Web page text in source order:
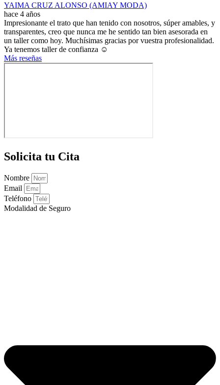
YAIMA CRUZ ALONSO (AMIAY MODA)
hace 4 años
Impresionante el trato que han tenido con nosotros, súper amables, y
transparentes, creo que nunca me he sentido tan bien asesorada en
un taller como hoy. Muchísimas gracias por vuestra profesionalidad.
Ya tenemos taller de confianza ☺️
Más reseñas
Solicita tu Cita
Nombre
Email
Teléfono
Modalidad de Seguro